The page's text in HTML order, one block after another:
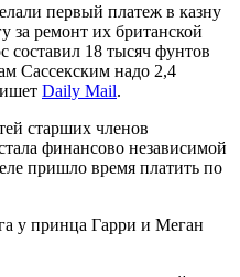
первый платеж в казну
за ремонт их британской
составил 18 тысяч фунтов
Сассекским надо 2,4
Daily Mail.
старших членов
финансово независимой
пришло время платить по
у принца Гарри и Меган